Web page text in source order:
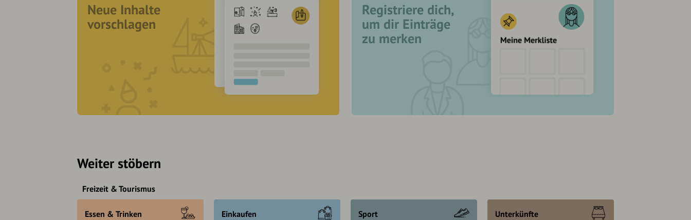
Neue Inhalte
vorschlagen
Registriere dich,
um dir Einträge
zu merken
Weiter stöbern
Freizeit & Tourismus
Essen & Trinken Einkaufen Sport Unterkünfte